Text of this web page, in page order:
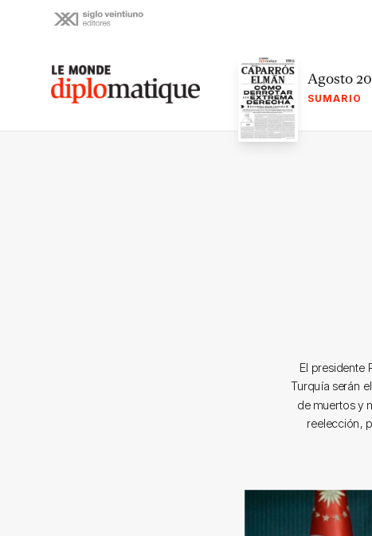
Le monde diplomatique Agosto
SUMARIO
El presidente
Turquía serán
de muertos y
reelección,